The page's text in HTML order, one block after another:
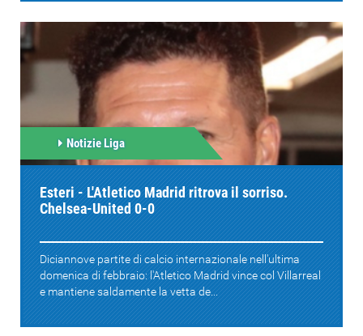
Notizie Liga
Esteri - L'Atletico Madrid ritrova il sorriso.
Chelsea-United 0-0
Diciannove partite di calcio internazionale nell'ultima
domenica di febbraio: l'Atletico Madrid vince col Villarreal
e mantiene saldamente la vetta de...